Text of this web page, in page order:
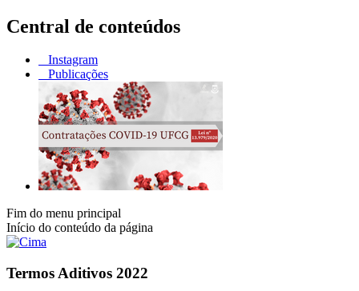
Central de conteúdos
Instagram
Publicações
Fim do menu principal
Início do conteúdo da página
Termos Aditivos 2022